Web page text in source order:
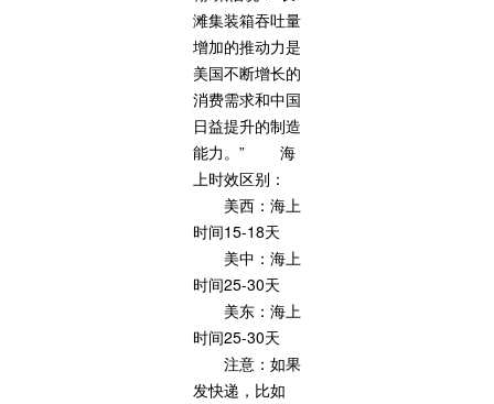
滩集装箱吞吐量
增加的推动力是
美国不断增长的
消费需求和中国
日益提升的制造
能力。” 海
上时效区别：
美西：海上
时间15-18天
美中：海上
时间25-30天
美东：海上
时间25-30天
注意：如果
发快递，比如